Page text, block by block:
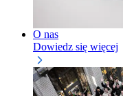
O nas
Dowiedz się więcej